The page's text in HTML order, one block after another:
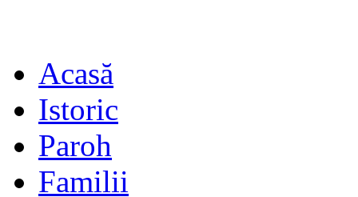
Acasă
Istoric
Paroh
Familii